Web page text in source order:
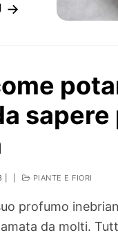
→
PIANTE E FIORI
profumo
da molti.